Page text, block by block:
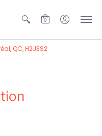
0
QC, H2J3S2